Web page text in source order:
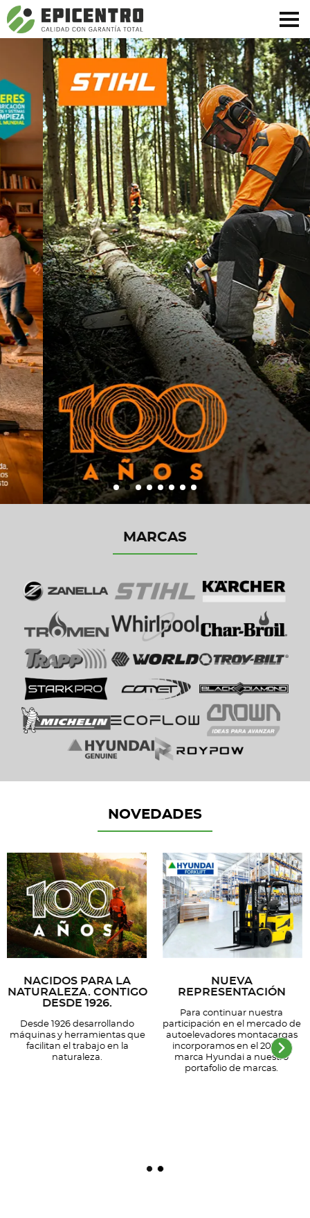
¿Olvidó su contraseña?Regístrese aquí
MARCAS
NOVEDADES
NACIDOS PARA LA
NATURALEZA. CONTIGO
DESDE 1926.
Desde 1926 desarrollando
máquinas y herramientas que
facilitan el trabajo en la
naturaleza.
NUEVA
REPRESENTACIÓN
Para continuar nuestra
participación en el mercado de
autoelevadores montacargas
incorporamos en el 2023 la
marca Hyundai a nuestro
portafolio de marcas.